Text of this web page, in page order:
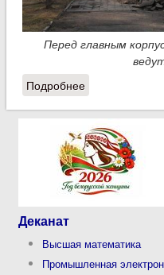
Перед главным
Подробнеео Перед
установят
Деканат
Высшая математика
Промышленная